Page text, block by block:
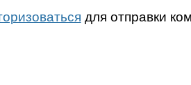
для отправки